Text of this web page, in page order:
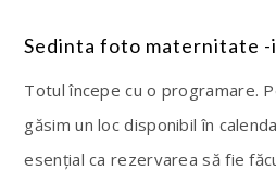
Sedinta foto maternitate
Totul începe cu o programare.
găsim un loc disponibil în
esențial ca rezervarea să fie